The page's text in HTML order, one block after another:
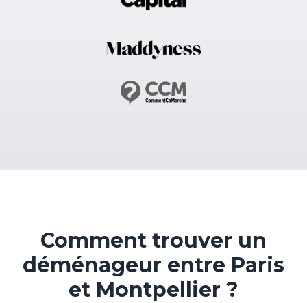
Comment trouver un
déménageur entre Paris
et Montpellier ?